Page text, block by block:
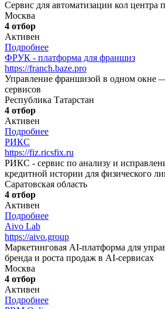
Сервис для автоматизации кол
Москва
4 отбор
Активен
Подробнее
ФРУК - платформа для франшиз
https://franch.baze.pro
Управление франшизой в одном окне
сервисов
Республика Татарстан
4 отбор
Активен
Подробнее
РИКС
https://fiz.ricsfix.ru
РИКС - сервис по анализу и
кредитной истории для физического
Саратовская область
4 отбор
Активен
Подробнее
Aivo Lab
https://aivo.group
Маркетинговая AI-платформа для
бренда и роста продаж в AI-сервисах
Москва
4 отбор
Активен
Подробнее